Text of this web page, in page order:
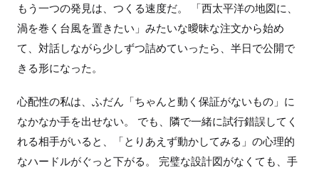
もう一つの発見は、つくる速度だ。 「西太平洋の地図に、
渦を巻く台風を置きたい」みたいな曖昧な注文から始め
て、対話しながら少しずつ詰めていったら、半日で公開で
きる形になった。
心配性の私は、ふだん「ちゃんと動く保証がないもの」に
なかなか手を出せない。 でも、隣で一緒に試行錯誤してく
れる相手がいると、「とりあえず動かしてみる」の心理的
なハードルがぐっと下がる。 完璧な設計図がなくても、手